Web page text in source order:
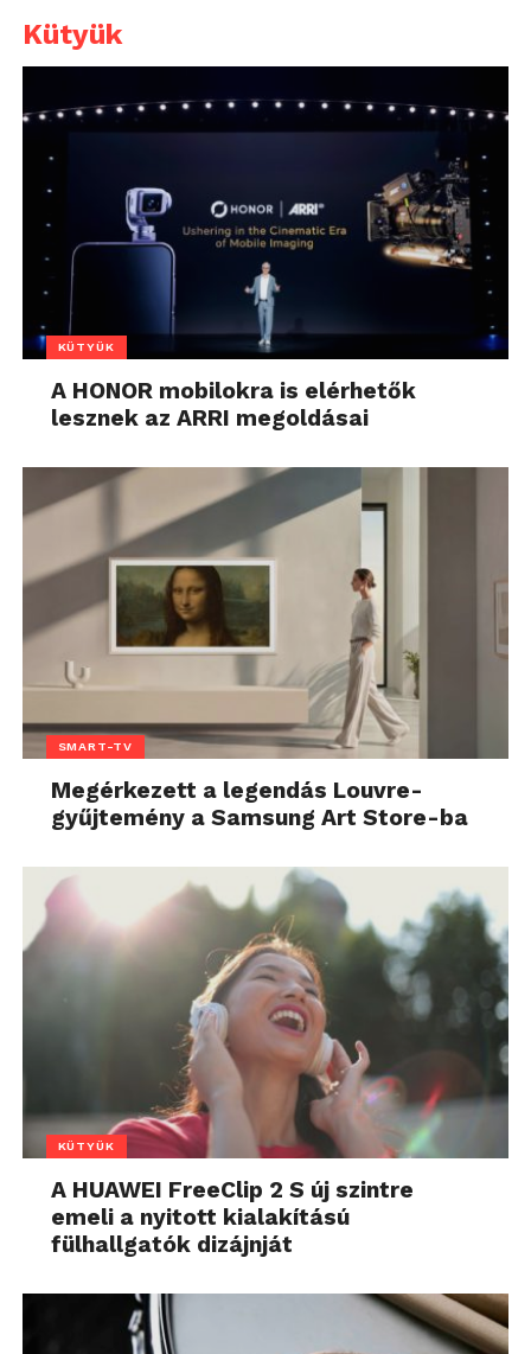
Kütyük
KÜTYÜK
A HONOR mobilokra is elérhetők
lesznek az ARRI megoldásai
SMART-TV
Megérkezett a legendás Louvre-
gyűjtemény a Samsung Art Store-ba
KÜTYÜK
A HUAWEI FreeClip 2 S új szintre
emeli a nyitott kialakítású
fülhallgatók dizájnját